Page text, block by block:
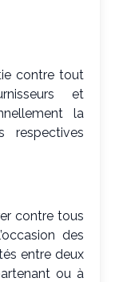
contre tout
et
la
respectives
contre tous
des
entre deux
ou à